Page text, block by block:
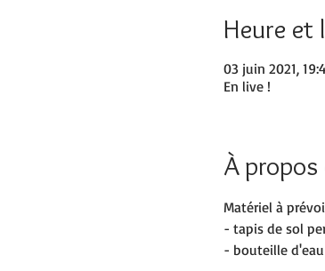
Heure et
03 juin 2021,
En live !
À
Matériel à
- tapis de sol
- bouteille d'eau